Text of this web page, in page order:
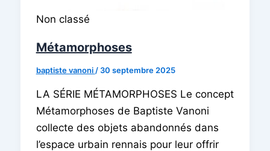
Non classé
Métamorphoses
baptiste vanoni / 30 septembre 2025
LA SÉRIE MÉTAMORPHOSES Le concept
Métamorphoses de Baptiste Vanoni
collecte des objets abandonnés dans
l’espace urbain rennais pour leur offrir